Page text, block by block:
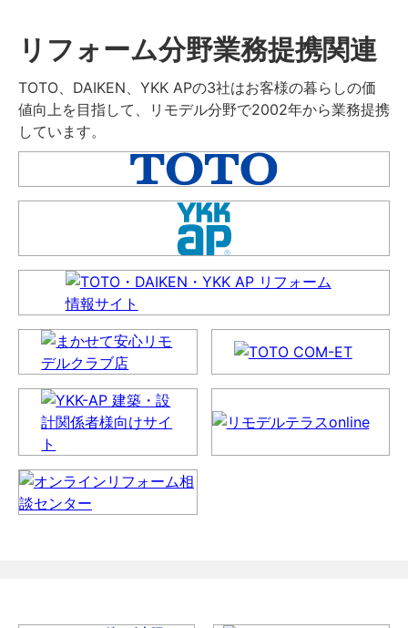
リフォーム分野業務提携関連
TOTO、DAIKEN、YKK APの3社はお客様の暮らしの価
値向上を目指して、リモデル分野で2002年から業務提携
しています。